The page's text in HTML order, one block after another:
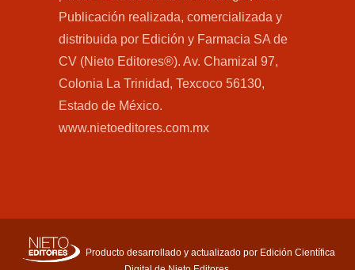
Publicación realizada, comercializada y
distribuida por Edición y Farmacia SA de
CV (Nieto Editores®). Av. Chamizal 97,
Colonia La Trinidad, Texcoco 56130,
Estado de México.
www.nietoeditores.com.mx
Producto desarrollado y actualizado por Edición Científica